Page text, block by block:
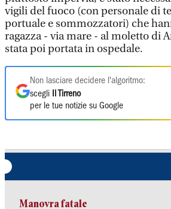
vigili del fuoco (con personale di
portuale e sommozzatori) che
ragazza - via mare - al moletto di
stata poi portata in ospedale.
Non lasciare decidere l'algoritmo:
scegli
Il Tirreno
per le tue notizie su Google
Manovra fatale